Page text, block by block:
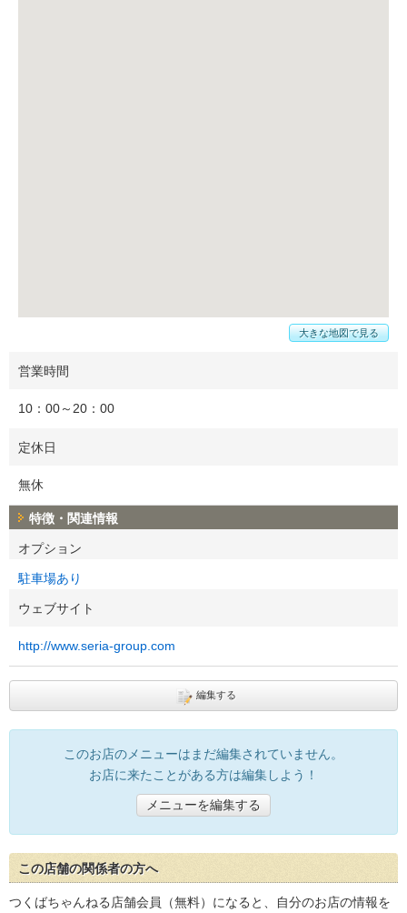
大きな地図で見る
営業時間
10：00～20：00
定休日
無休
特徴・関連情報
オプション
駐車場あり
ウェブサイト
http://www.seria-group.com
編集する
このお店のメニューはまだ編集されていません。
お店に来たことがある方は編集しよう！
メニューを編集する
この店舗の関係者の方へ
つくばちゃんねる店舗会員（無料）になると、自分のお店の情報を